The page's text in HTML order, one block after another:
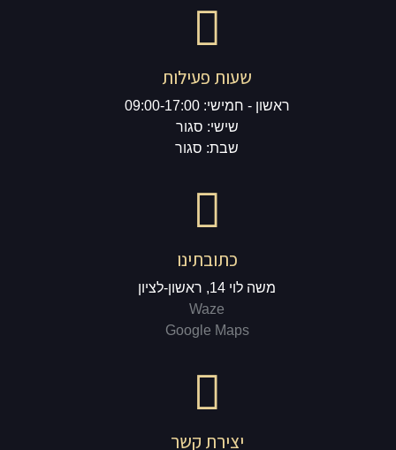
שעות פעילות
ראשון - חמישי: 09:00-17:00
שישי: סגור
שבת: סגור
כתובתינו
משה לוי 14, ראשון-לציון
Waze
Google Maps
יצירת קשר